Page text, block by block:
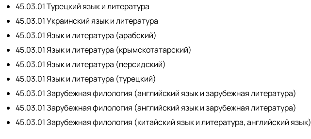
45.03.01 Турецкий язык и литература
45.03.01 Украинский язык и литература
45.03.01 Язык и литература (арабский)
45.03.01 Язык и литература (крымскотатарский)
45.03.01 Язык и литература (персидский)
45.03.01 Язык и литература (турецкий)
45.03.01 Зарубежная филология (английский язык и зарубежная литература)
45.03.01 Зарубежная филология (английский язык и зарубежная литература)
45.03.01 Зарубежная филология (китайский язык и литература, английский язык)